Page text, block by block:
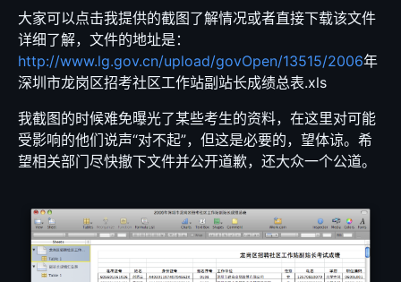
大家可以点击我提供的截图了解情况或者直接下载该文件
详细了解，文件的地址是：
http://www.lg.gov.cn/upload/govOpen/13515/2006年
深圳市龙岗区招考社区工作站副站长成绩总表.xls
我截图的时候难免曝光了某些考生的资料，在这里对可能
受影响的他们说声“对不起”，但这是必要的，望体谅。希
望相关部门尽快撤下文件并公开道歉，还大众一个公道。